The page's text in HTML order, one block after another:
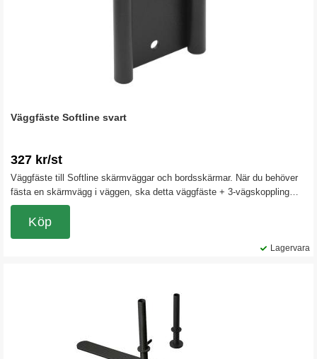
Väggfäste Softline svart
327 kr/st
Väggfäste till Softline skärmväggar och bordsskärmar. När du behöver
fästa en skärmvägg i väggen, ska detta väggfäste + 3-vägskoppling
användas.
Lagervara
Köp